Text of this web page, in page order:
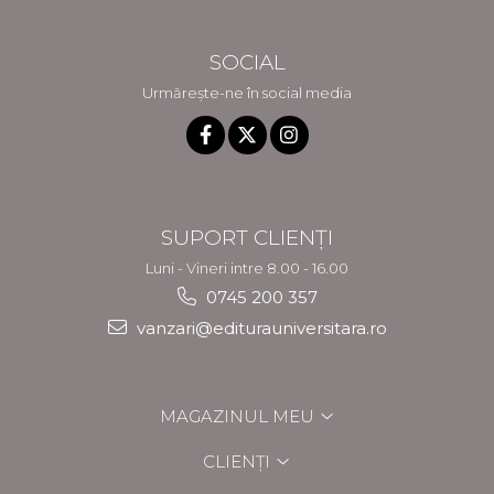
SOCIAL
Urmărește-ne în social media
SUPORT CLIENȚI
Luni - Vineri intre 8.00 - 16.00
0745 200 357
vanzari@editurauniversitara.ro
MAGAZINUL MEU
CLIENȚI